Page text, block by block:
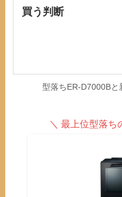
買う判断
型落ちER-D7000B
＼ 最上位型落ち